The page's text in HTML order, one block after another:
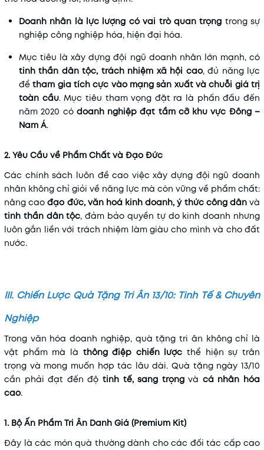
Doanh nhân là lực lượng có vai trò quan trọng trong sự
nghiệp công nghiệp hóa, hiện đại hóa.
Mục tiêu là xây dựng đội ngũ doanh nhân lớn mạnh, có
tinh thần dân tộc, trách nhiệm xã hội cao, đủ năng lực
đểtham gia tích cực vào mạng sản xuất và chuỗi giá trị
toàn cầu. Mục tiêu tham vọng đặt ra là phấn đấu đến
năm 2020 có doanh nghiệp đạt tầm cỡ khu vực Đông –
Nam Á.
2. Yêu Cầu về Phẩm Chất và Đạo Đức
Các chính sách luôn đề cao việc xây dựng đội ngũ doanh
nhân không chỉ giỏi về năng lực mà còn vững về phẩm chất:
nâng caođạo đức, văn hoá kinh doanh, ý thức công dânvà
tinh thần dân tộc, đảm bảo quyền tự do kinh doanh nhưng
luôn gắn liền với trách nhiệm làm giàu cho mình và cho đất
nước.
III. Chiến Lược Quà Tặng Tri Ân 13/10: Tinh Tế & Chuyên
Nghiệp
Trong văn hóa doanh nghiệp, quà tặng tri ân không chỉ là
vật phẩm mà là thông điệp chiến lược thể hiện sự trân
trọng và mong muốn hợp tác lâu dài. Quà tặng ngày 13/10
cần phải đạt đến độ tinh tế, sang trọngvà cá nhân hóa
cao.
1. Bộ Ấn Phẩm Tri Ân Danh Giá (Premium Kit)
Đây là các món quà thường dành cho các đối tác cấp cao